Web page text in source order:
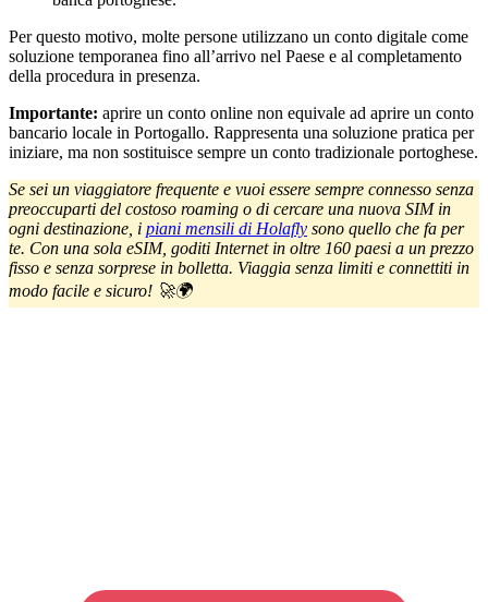
Per questo motivo, molte persone utilizzano un conto digitale come
soluzione temporanea fino all’arrivo nel Paese e al completamento
della procedura in presenza.
Importante: aprire un conto online non equivale ad aprire un conto
bancario locale in Portogallo. Rappresenta una soluzione pratica per
iniziare, ma non sostituisce sempre un conto tradizionale portoghese.
Se sei un viaggiatore frequente e vuoi essere sempre connesso senza
preoccuparti del costoso roaming o di cercare una nuova SIM in
ogni destinazione, i piani mensili di Holafly sono quello che fa per
te. Con una sola eSIM, goditi Internet in oltre 160 paesi a un prezzo
fisso e senza sorprese in bolletta. Viaggia senza limiti e connettiti in
modo facile e sicuro! 🚀🌍